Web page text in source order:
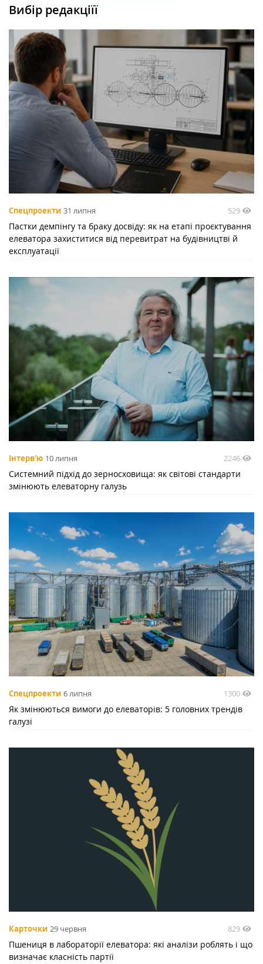
Вибір редакціїї
Спецпроекти 31 липня 529
Пастки демпінгу та браку досвіду: як на етапі проєктування
елеватора захиститися від перевитрат на будівництві й
експлуатації
Інтерв'ю 10 липня 2246
Системний підхід до зерносховища: як світові стандарти
змінюють елеваторну галузь
Спецпроекти 6 липня 1300
Як змінюються вимоги до елеваторів: 5 головних трендів
галузі
Карточки 29 червня 829
Пшениця в лабораторії елеватора: які аналізи роблять і що
визначає класність партії